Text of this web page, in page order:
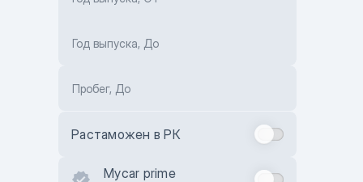
Год выпуска, До
Пробег, До
Растаможен в РК
Mycar prime